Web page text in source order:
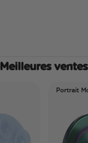
Meilleures ventes
Portrait Mode